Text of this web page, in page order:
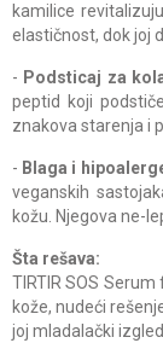
kamilice
elastičnost, dok joj
- Podsticaj za
peptid koji
znakova starenja i
- Blaga i
veganskih
kožu. Njegova ne-
Šta rešava:
TIRTIR SOS
kože, nudeći
joj mladalački